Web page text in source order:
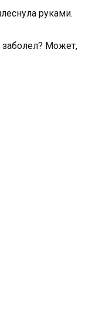
руками.
Может,